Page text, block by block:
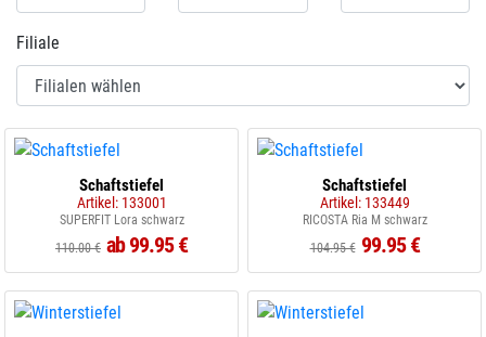
Filiale
Schaftstiefel
Artikel: 133001
SUPERFIT Lora schwarz
110.00 € ab 99.95 €
Schaftstiefel
Artikel: 133449
RICOSTA Ria M schwarz
104.95 € 99.95 €